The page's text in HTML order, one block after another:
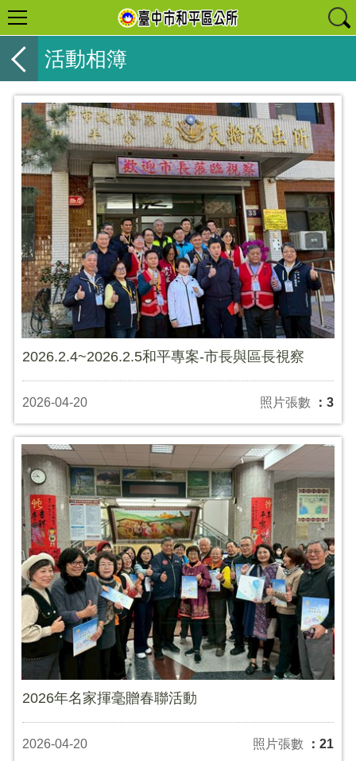
活動相簿
2026.2.4~2026.2.5和平專案-市長與區長視察
2026-04-20 照片張數 ：3
2026年名家揮毫贈春聯活動
2026-04-20 照片張數 ：21